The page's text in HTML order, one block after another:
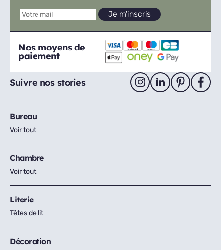
Nos moyens de
paiement
Suivre nos stories
Bureau
Voir tout
Chambre
Voir tout
Literie
Têtes de lit
Décoration